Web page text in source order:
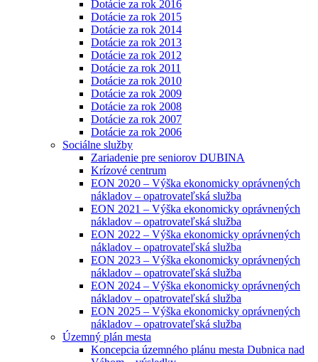
Dotácie za rok 2016
Dotácie za rok 2015
Dotácie za rok 2014
Dotácie za rok 2013
Dotácie za rok 2012
Dotácie za rok 2011
Dotácie za rok 2010
Dotácie za rok 2009
Dotácie za rok 2008
Dotácie za rok 2007
Dotácie za rok 2006
Sociálne služby
Zariadenie pre seniorov DUBINA
Krízové centrum
EON 2020 – Výška ekonomicky oprávnených
nákladov – opatrovateľská služba
EON 2021 – Výška ekonomicky oprávnených
nákladov – opatrovateľská služba
EON 2022 – Výška ekonomicky oprávnených
nákladov – opatrovateľská služba
EON 2023 – Výška ekonomicky oprávnených
nákladov – opatrovateľská služba
EON 2024 – Výška ekonomicky oprávnených
nákladov – opatrovateľská služba
EON 2025 – Výška ekonomicky oprávnených
nákladov – opatrovateľská služba
Územný plán mesta
Koncepcia územného plánu mesta Dubnica nad